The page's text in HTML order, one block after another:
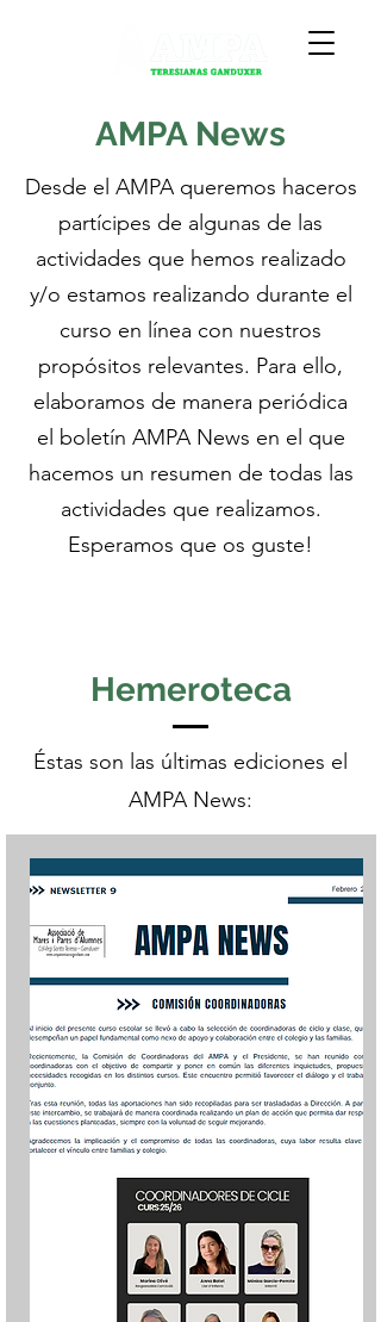
AMPA News
Desde el AMPA queremos haceros
partícipes de algunas de las
actividades que hemos realizado
y/o estamos realizando durante el
curso en línea con nuestros
propósitos relevantes. Para ello,
elaboramos de manera periódica
el boletín AMPA News en el que
hacemos un resumen de todas las
actividades que realizamos.
Esperamos que os guste!
Hemeroteca
Éstas son las últimas ediciones el
AMPA News: